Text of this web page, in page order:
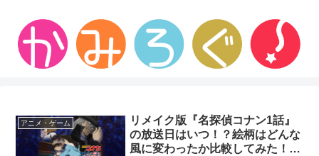
アニメ・ゲーム
リメイク版『名探偵コナン1話』
の放送日はいつ！？絵柄はどんな
風に変わったか比較してみた！